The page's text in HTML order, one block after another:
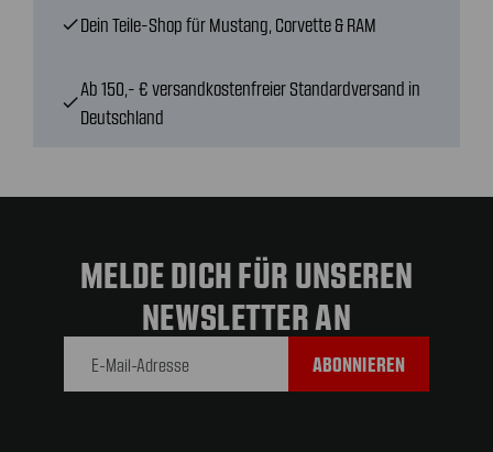
checkDein Teile-Shop für Mustang, Corvette & RAM
check
Ab 150,- € versandkostenfreier Standardversand in
Deutschland
MELDE DICH FÜR UNSEREN
NEWSLETTER AN